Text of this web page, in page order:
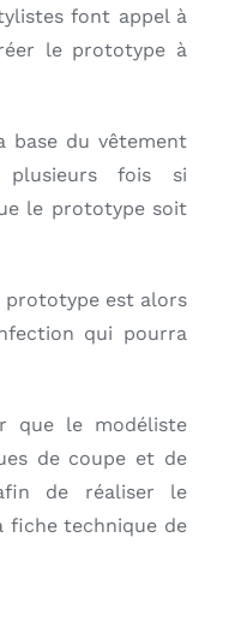
font appel à
le prototype à
base du vêtement
fois si
le prototype soit
prototype est alors
qui pourra
que le modéliste
de coupe et de
de réaliser le
fiche technique de